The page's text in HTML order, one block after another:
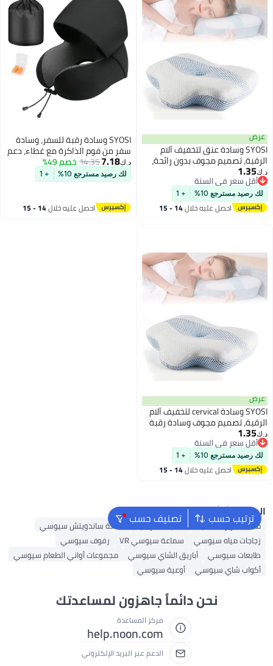
عرض
SYOSI وسادة عنق لتخفيف آلام
الرقبة، تصميم مجوف بدون رائحة،
وسادات عنق من فوم الذاكرة مع
غلاف تبريد، وسادة دعم رأس مريحة
للنوم، دعم محدد للنوم على الجنب
أو الظهر
د.ك‏1.35
أقل سعر في السنة
أقل سعر في السنة
لك رصيد مسترجع 10% + 1
احصل عليه خلال 14 - 15
SYOSI وسادة رقبة للسفر، وسادة
سفر من فوم الذاكرة مع غطاء، دعم
رأس الطائرة للبالغين، محمولة
للمكتب والسيارات والقطارات
والرحلات الطويلة للنوم (أسود)
د.ك‏7.18
14.35خصم 49%
لك رصيد مسترجع 10% + 1
احصل عليه خلال 14 - 15
عرض
SYOSI وسادة cervical لتخفيف آلام
الرقبة، تصميم مجوف وسادة رقبة
من رغوة الذاكرة عديمة الرائحة مع
غلاف تبريد، وسادة دعم رأس
هندسية للنوم، دعم مخصص
للنائمين على الجانب والظهر
د.ك‏1.35
أقل سعر في السنة
أقل سعر في السنة
لك رصيد مسترجع 10% + 1
احصل عليه خلال 14 - 15
ترتيب حسب تصنيف حسب البحث الشائع
ملاءة سرير مطاطية بطانية كهربائية
صانعة ساندويتش سيوسي
زجاجات مياه سيوسي
سماعة سيوسي VR
رفوف سيوسي
طابعات سيوسي
أباريق الشاي سيوسي
مجموعات أواني الطعام سيوسي
أكواب شاي سيوسي
أوعية سيوسي
نحن دائماً جاهزون لمساعدتك
مركز المساعدة
help.noon.com
الدعم عبر البريد الإلكتروني